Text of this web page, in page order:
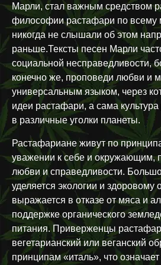
Марли, стал важным средством
философии растафари по всему
никогда не слышали об этом
раньше.Тексты песен Марли
социальной несправедливости,
конечно же, проповеди любви и
универсальным языком, через
идеи растафари, а сама
в различные уголки планеты.
Растафариане живут по
уважении к себе и окружающим,
любви и справедливости.
уделяется экологии и здоровому
выражается в отказе от мяса и
поддержке органического
питания. Приверженцы
вегетарианский или веганский
принципам «италь», что